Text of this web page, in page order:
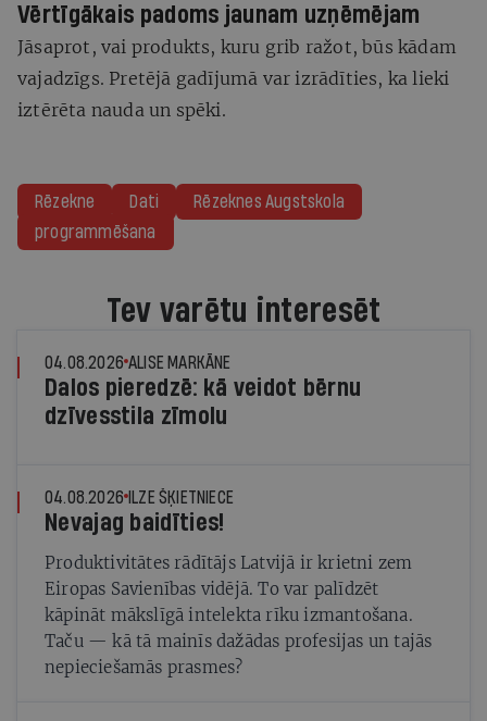
Vērtīgākais padoms jaunam uzņēmējam
Jāsaprot, vai produkts, kuru grib ražot, būs kādam
vajadzīgs. Pretējā gadījumā var izrādīties, ka lieki
iztērēta nauda un spēki.
Rēzekne Dati
Rēzeknes Augstskola
programmēšana
Tev varētu interesēt
04.08.2026 ALISE MARKĀNE
Dalos pieredzē: kā veidot bērnu
dzīvesstila zīmolu
04.08.2026 ILZE ŠĶIETNIECE
Nevajag baidīties!
Produktivitātes rādītājs Latvijā ir krietni zem
Eiropas Savienības vidējā. To var palīdzēt
kāpināt mākslīgā intelekta rīku izmantošana.
Taču — kā tā mainīs dažādas profesijas un tajās
nepieciešamās prasmes?